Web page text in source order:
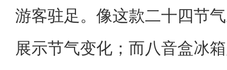
游客驻足。像这款二十四节
展示节气变化；而八音盒冰